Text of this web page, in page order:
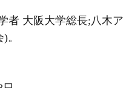
者 大阪大学総長;八木ア
。